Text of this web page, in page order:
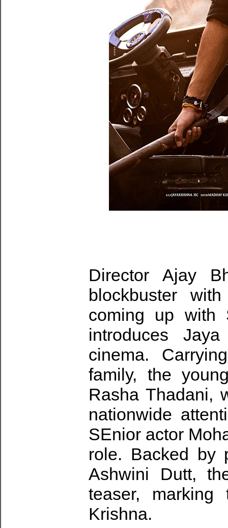
Director Ajay
blockbuster
coming up with
introduces
cinema.
family, the
Rasha Thadani,
nationwide
SEnior actor
role. Backed by
Ashwini Dutt,
teaser, marking
Krishna.